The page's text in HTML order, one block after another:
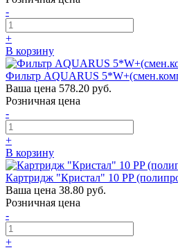
-
+
В корзину
Фильтр AQUARUS
Ваша цена 578.20 руб.
Розничная цена
-
+
В корзину
Картридж "Кристал" 10 PP
Ваша цена 38.80 руб.
Розничная цена
-
+